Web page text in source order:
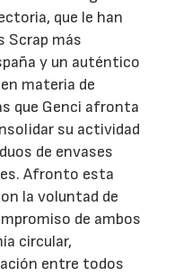
que le han
Scrap más
y un auténtico
materia de
que Genci afronta
su actividad
de envases
Afronto esta
la voluntad de
de ambos
circular,
entre todos